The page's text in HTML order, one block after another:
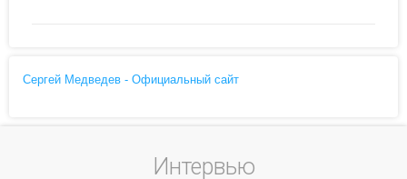
Сергей Медведев - Официальный сайт
Интервью